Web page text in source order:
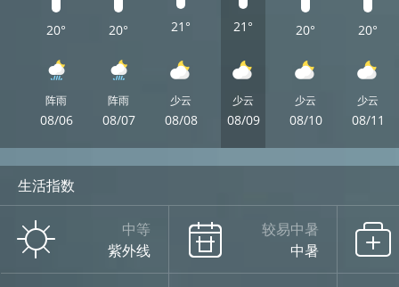
20°
阵雨
08/06
20°
阵雨
08/07
21°
少云
08/08
21°
少云
08/09
20°
少云
08/10
20°
少云
08/11
生活指数
中等
紫外线
较易中暑
中暑